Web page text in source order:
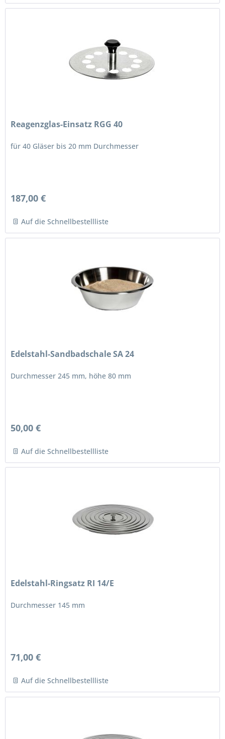
Reagenzglas-Einsatz RGG 40
für 40 Gläser bis 20 mm Durchmesser
187,00 €
Auf die Schnellbestellliste
Edelstahl-Sandbadschale SA 24
Durchmesser 245 mm, höhe 80 mm
50,00 €
Auf die Schnellbestellliste
Edelstahl-Ringsatz RI 14/E
Durchmesser 145 mm
71,00 €
Auf die Schnellbestellliste